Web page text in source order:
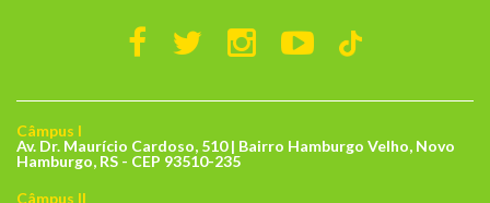
Câmpus I
Av. Dr. Maurício Cardoso, 510 | Bairro Hamburgo Velho, Novo
Hamburgo, RS - CEP 93510-235
Câmpus II